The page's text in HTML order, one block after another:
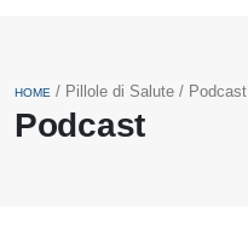
Podcast
HOME / Pillole di Salute / Podcast